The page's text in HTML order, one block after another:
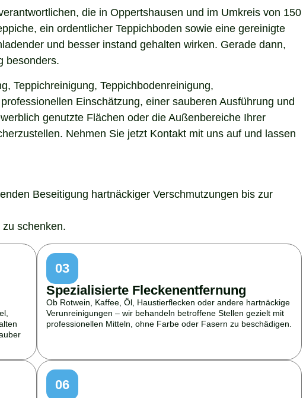
die in Oppertshausen und im Umkreis von 150
ein ordentlicher Teppichboden sowie eine gereinigte
und besser instand gehalten wirken. Gerade dann,
besonders.
Teppichreinigung, Teppichbodenreinigung,
Einschätzung, einer sauberen Ausführung und
genutzte Flächen oder die Außenbereiche Ihrer
Nehmen Sie jetzt Kontakt mit uns auf und lassen
Beseitigung hartnäckiger Verschmutzungen bis zur
schenken.
03
Spezialisierte Fleckenentfernung
Ob Rotwein, Kaffee, Öl, Haustierflecken oder andere hartnäckige
Verunreinigungen – wir behandeln betroffene Stellen gezielt mit
professionellen Mitteln, ohne Farbe oder Fasern zu beschädigen.
06